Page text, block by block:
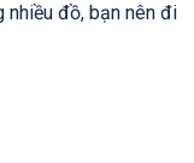
nhiều đồ, bạn nên đi